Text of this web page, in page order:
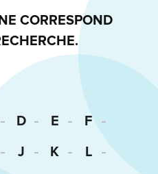
CORRESPOND
D E
F
J K
L